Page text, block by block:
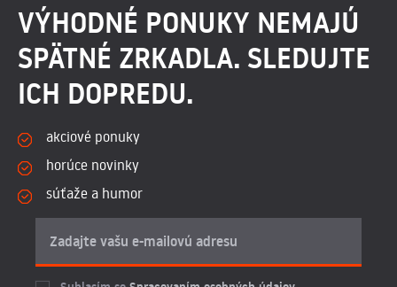
VÝHODNÉ PONUKY NEMAJÚ
SPÄTNÉ ZRKADLA. SLEDUJTE
ICH DOPREDU.
akciové ponuky
horúce novinky
súťaže a humor